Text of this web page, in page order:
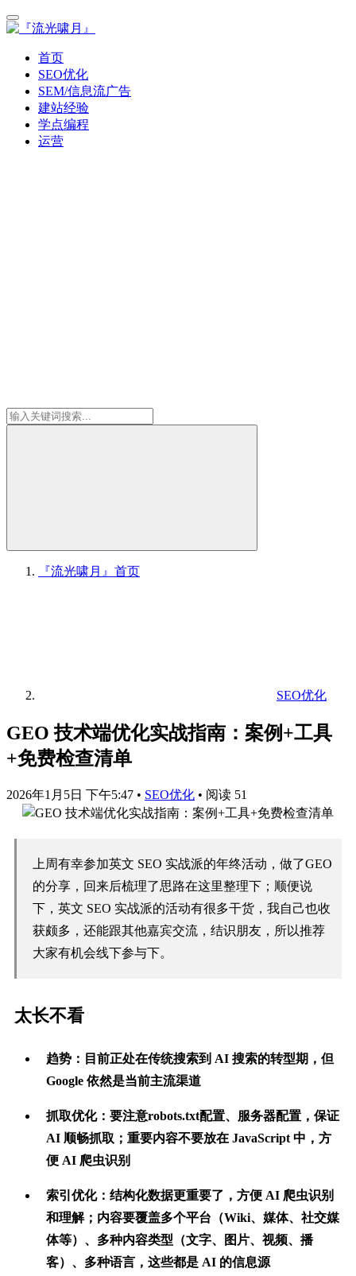
首页
SEO优化
SEM/信息流广告
建站经验
学点编程
运营
『流光啸月』 首页
SEO优化
GEO 技术端优化实战指南：案例+工具
+免费检查清单
2026年1月5日 下午5:47 • SEO优化 • 阅读 51
上周有幸参加英文 SEO 实战派的年终活动，做了GEO
的分享，回来后梳理了思路在这里整理下；顺便说
下，英文 SEO 实战派的活动有很多干货，我自己也收
获颇多，还能跟其他嘉宾交流，结识朋友，所以推荐
大家有机会线下参与下。
太长不看
趋势 ：目前正处在传统搜索到 AI 搜索的转型期，但
Google 依然是当前主流渠道
抓取优化：要注意robots.txt配置、服务器配置，保证
AI 顺畅抓取；重要内容不要放在 JavaScript 中，方
便 AI 爬虫识别
索引优化：结构化数据更重要了，方便 AI 爬虫识别
和理解；内容要覆盖多个平台（Wiki、媒体、社交媒
体等）、多种内容类型（文字、图片、视频、播
客）、多种语言，这些都是 AI 的信息源